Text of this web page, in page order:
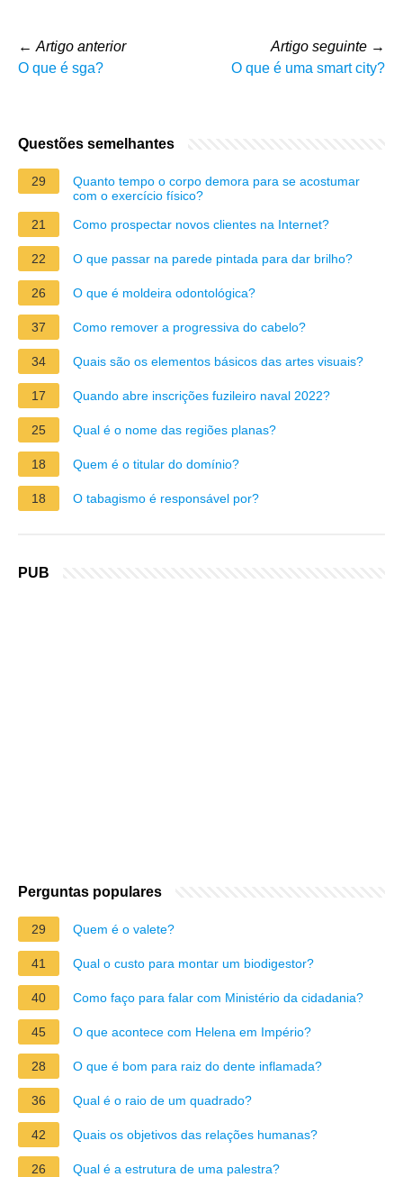
← Artigo anterior
O que é sga?
Artigo seguinte →
O que é uma smart city?
Questões semelhantes
29
Quanto tempo o corpo demora para se acostumar
com o exercício físico?
21
Como prospectar novos clientes na Internet?
22 O que passar na parede pintada para dar brilho?
26 O que é moldeira odontológica?
37 Como remover a progressiva do cabelo?
34 Quais são os elementos básicos das artes visuais?
17 Quando abre inscrições fuzileiro naval 2022?
25 Qual é o nome das regiões planas?
18 Quem é o titular do domínio?
18 O tabagismo é responsável por?
PUB
Perguntas populares
29 Quem é o valete?
41 Qual o custo para montar um biodigestor?
40 Como faço para falar com Ministério da cidadania?
45 O que acontece com Helena em Império?
28 O que é bom para raiz do dente inflamada?
36 Qual é o raio de um quadrado?
42 Quais os objetivos das relações humanas?
26 Qual é a estrutura de uma palestra?